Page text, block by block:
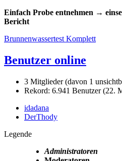
Einfach Probe entnehmen →
Bericht
Brunnenwassertest Komplett
Benutzer online
3 Mitglieder (davon 1
Rekord: 6.941 Benutzer (22.
idadana
DerThody
Legende
Administratoren